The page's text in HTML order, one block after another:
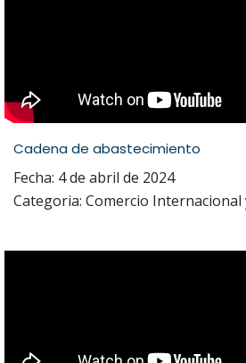
Cadena de abastecimiento
Fecha: 4 de abril de 2024
Categoria: Comercio Internacional